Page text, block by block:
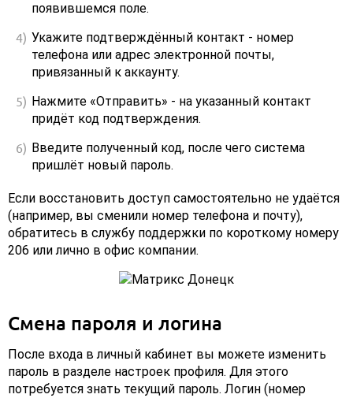
появившемся поле.
Укажите подтверждённый контакт - номер
телефона или адрес электронной почты,
привязанный к аккаунту.
Нажмите «Отправить» - на указанный контакт
придёт код подтверждения.
Введите полученный код, после чего система
пришлёт новый пароль.
Если восстановить доступ самостоятельно не удаётся
(например, вы сменили номер телефона и почту),
обратитесь в службу поддержки по короткому номеру
206 или лично в офис компании.
Смена пароля и логина
После входа в личный кабинет вы можете изменить
пароль в разделе настроек профиля. Для этого
потребуется знать текущий пароль. Логин (номер